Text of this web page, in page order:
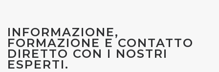
INFORMAZIONE,
FORMAZIONE E CONTATTO
DIRETTO CON I NOSTRI
ESPERTI.